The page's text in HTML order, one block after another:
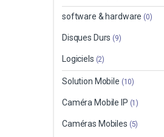
software & hardware (0)
Disques Durs (9)
Logiciels (2)
Solution Mobile (10)
Caméra Mobile IP (1)
Caméras Mobiles (5)